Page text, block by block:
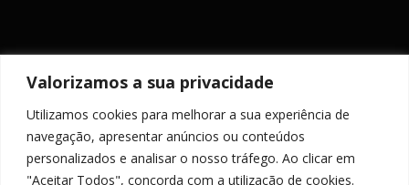
Valorizamos a sua privacidade
Utilizamos cookies para melhorar a sua experiência de
navegação, apresentar anúncios ou conteúdos
personalizados e analisar o nosso tráfego. Ao clicar em
"Aceitar Todos", concorda com a utilização de cookies.
MANTENHA-SE ACTUALIZADO